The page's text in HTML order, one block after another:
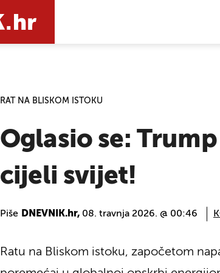
RAT NA BLISKOM ISTOKU
Oglasio se:
cijeli svijet!
Piše DNEVNIK.hr, 08. travnja 2026. @ 00:46
Ratu na Bliskom istoku, započetom